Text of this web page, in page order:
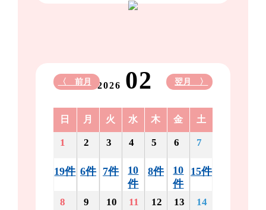
2026 02
〈 前月 翌月 〉
日 月 火 水 木 金 土
1
19件
2
6件
3
7件
4
10
件
5
8件
6
10
件
7
15件
8 9 10 11 12 13 14